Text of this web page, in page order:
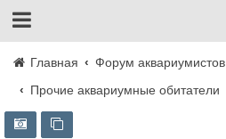
Главная
Форум аквариумистов
Прочие аквариумные обитатели